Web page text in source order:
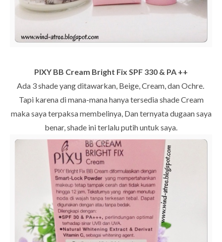
PIXY BB Cream Bright Fix SPF 330 & PA ++
Ada 3 shade yang ditawarkan, Beige, Cream, dan Ochre.
Tapi karena di mana-mana hanya tersedia shade Cream
maka saya terpaksa membelinya, Dan ternyata dugaan saya
benar, shade ini terlalu putih untuk saya.